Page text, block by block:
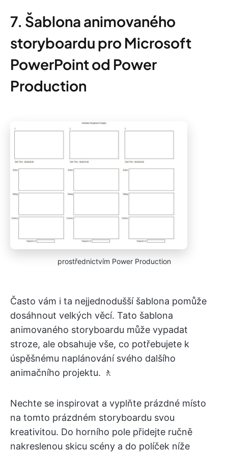
7. Šablona animovaného
storyboardu pro Microsoft
PowerPoint od Power
Production
prostřednictvím Power Production
Často vám i ta nejjednodušší šablona pomůže
dosáhnout velkých věcí. Tato šablona
animovaného storyboardu může vypadat
stroze, ale obsahuje vše, co potřebujete k
úspěšnému naplánování svého dalšího
animačního projektu. 🚶
Nechte se inspirovat a vyplňte prázdné místo
na tomto prázdném storyboardu svou
kreativitou. Do horního pole přidejte ručně
nakreslenou skicu scény a do políček níže